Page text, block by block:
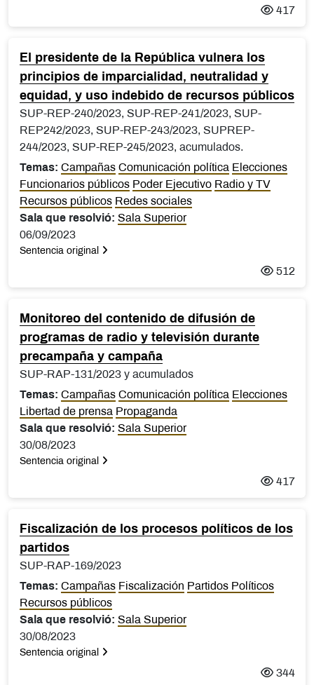
417
El presidente de la República vulnera los
principios de imparcialidad, neutralidad y
equidad, y uso indebido de recursos públicos
SUP-REP-240/2023, SUP-REP-241/2023, SUP-
REP242/2023, SUP-REP-243/2023, SUPREP-
244/2023, SUP-REP-245/2023, acumulados.
Temas: Campañas Comunicación política Elecciones
Funcionarios públicos Poder Ejecutivo Radio y TV
Recursos públicos Redes sociales
Sala que resolvió: Sala Superior
06/09/2023
Sentencia original
512
Monitoreo del contenido de difusión de
programas de radio y televisión durante
precampaña y campaña
SUP-RAP-131/2023 y acumulados
Temas: Campañas Comunicación política Elecciones
Libertad de prensa Propaganda
Sala que resolvió: Sala Superior
30/08/2023
Sentencia original
417
Fiscalización de los procesos políticos de los
partidos
SUP-RAP-169/2023
Temas: Campañas Fiscalización Partidos Políticos
Recursos públicos
Sala que resolvió: Sala Superior
30/08/2023
Sentencia original
344